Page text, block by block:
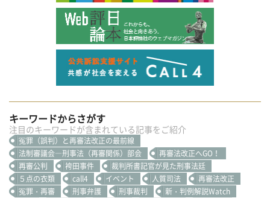
キーワードからさがす
注目のキーワードが含まれている記事をご紹介
冤罪（誤判）と再審法改正の最前線
法制審議会―刑事法（再審関係）部会
再審法改正へGO！
再審公判
袴田事件
裁判所書記官が見た刑事法廷
５点の衣類
call4 イベント 人質司法
再審法改正
冤罪・再審
刑事弁護 刑事裁判
新・判例解説Watch